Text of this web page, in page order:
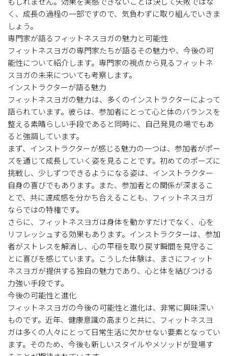
く、成長の過程の一部ですので、気負わずに取り組んでいきま
しょう。
専門家が語るフィットネスヨガの魅力と可能性
フィットネスヨガの専門家たちが語るその魅力や、今後の可
能性について紹介します。専門家の視点から見るフィットネ
スヨガの未来についても考察します。
インストラクターが語る魅力
フィットネスヨガの魅力は、多くのインストラクターによって
語られています。彼らは、参加者にとって心と体のバランスを
整える素晴らしい手段であると同時に、自己発見の場でもあ
ると強調しています。
まず、インストラクターが感じる魅力の一つは、参加者がポー
ズを通じて成長していく姿を見ることです。初めてのポーズに
挑戦し、少しずつできるようになる姿は、インストラクター
自身の喜びでもあります。また、参加者との関係が深まるこ
とで、共に達成感を分かち合えることも、フィットネスヨガ
ならではの特権です。
さらに、フィットネスヨガは身体を動かすだけでなく、心を
リフレッシュする効果もあります。インストラクターは、参加
者がストレスを解消し、心の平穏を取り戻す瞬間を見守るこ
とに喜びを感じています。こうした体験は、まさにフィット
ネスヨガが提供する独自の魅力であり、心と体を結びつける
力強い手段です。
今後の可能性と進化
フィットネスヨガの今後の可能性と進化は、非常に興味深い
ものです。近年、健康意識の高まりと共に、フィットネスヨ
ガは多くの人々にとって日常生活に欠かせない要素となってい
ます。そのため、今後も新しいスタイルやメソッドが登場す